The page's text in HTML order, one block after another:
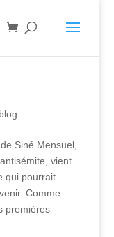
blog
Siné Mensuel,
vient
qui pourrait
Comme
premières